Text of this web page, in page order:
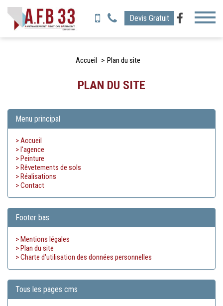
Devis Gratuit
Toggle
Accueil Plan du site
PLAN DU SITE
Menu principal
> Accueil
> l'agence
> Peinture
> Rêvetements de sols
> Réalisations
> Contact
Footer bas
> Mentions légales
> Plan du site
> Charte d'utilisation des données personnelles
Tous les pages cms